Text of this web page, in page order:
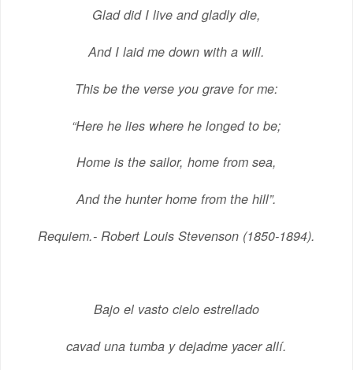
Glad did I live and gladly die,
And I laid me down with a will.
This be the verse you grave for me:
“Here he lies where he longed to be;
Home is the sailor, home from sea,
And the hunter home from the hill”.
Requiem.- Robert Louis Stevenson (1850-1894).
Bajo el vasto cielo estrellado
cavad una tumba y dejadme yacer allí.